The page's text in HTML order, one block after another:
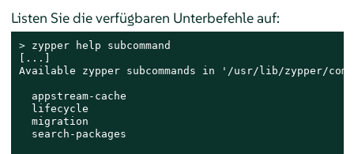
Listen Sie die verfügbaren Unterbefehle auf:
> zypper help subcommand
[...]
Available zypper subcommands in '/usr/lib/zypper/
  appstream-cache
  lifecycle
  migration
  search-packages